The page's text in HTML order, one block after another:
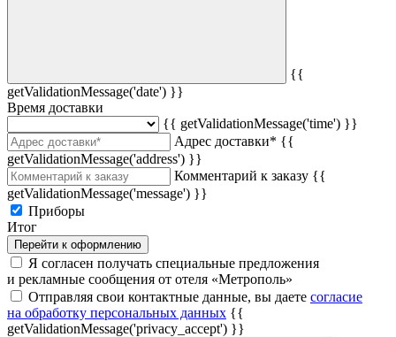
{{
getValidationMessage('date') }}
Время доставки
{{ getValidationMessage('time') }}
Адрес доставки* {{
getValidationMessage('address') }}
Комментарий к заказу {{
getValidationMessage('message') }}
Приборы
Итог
Перейти к оформлению
Я согласен получать специальные предложения
и рекламные сообщения от отеля «Метрополь»
Отправляя свои контактные данные, вы даете согласие
на обработку персональных данных {{
getValidationMessage('privacy_accept') }}